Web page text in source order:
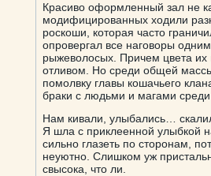
Красиво оформленный зал не
модифицированных ходили
роскоши, которая часто
опровергал все наговоры
рыжеволосых. Причем цвета их
отливом. Но среди общей
помолвку главы кошачьего
браки с людьми и магами
Нам кивали, улыбались…
Я шла с приклеенной улыбкой
сильно глазеть по сторонам,
неуютно. Слишком уж
свысока, что ли.